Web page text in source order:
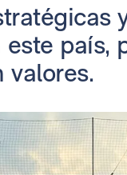
este país,
valores.